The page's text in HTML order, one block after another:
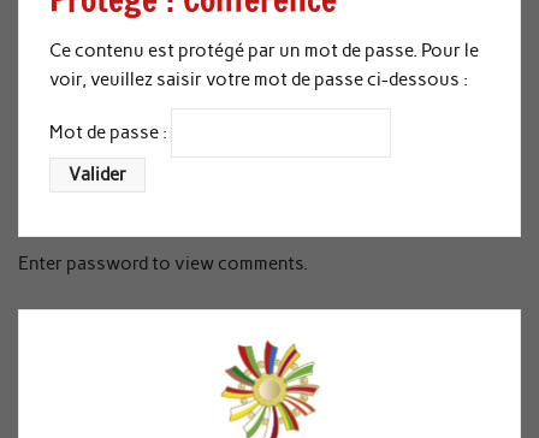
Ce contenu est protégé par un mot de passe. Pour le
voir, veuillez saisir votre mot de passe ci-dessous :
Mot de passe :
Enter password to view comments.